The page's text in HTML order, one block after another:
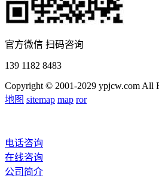
官方微信 扫码咨询
139 1182 8483
Copyright © 2001-2029 ypjcw.com All
地图 sitemap map ror
电话咨询
在线咨询
公司简介